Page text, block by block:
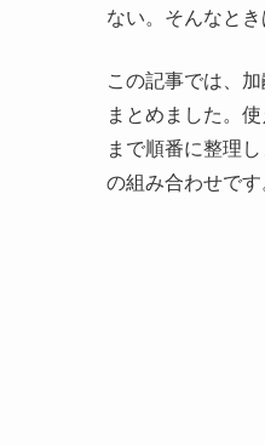
ない。そんなと
この記事では、
まとめました。
まで順番に整理
の組み合わせです